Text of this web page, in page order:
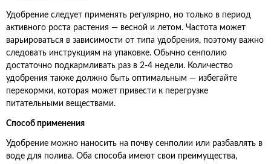
Удобрение следует применять регулярно, но только в период
активного роста растения — весной и летом. Частота может
варьироваться в зависимости от типа удобрения, поэтому важно
следовать инструкциям на упаковке. Обычно сенполию
достаточно подкармливать раз в 2-4 недели. Количество
удобрения также должно быть оптимальным — избегайте
перекормки, которая может привести к перегрузке
питательными веществами.
Способ применения
Удобрение можно наносить на почву сенполии или разбавлять в
воде для полива. Оба способа имеют свои преимущества,